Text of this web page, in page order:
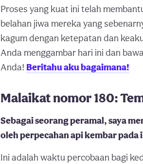
Proses yang kuat ini telah
belahan jiwa mereka yang
kagum dengan ketepatan dan
Anda menggambar hari ini dan
Anda! Beritahu aku bagaimana!
Malaikat nomor 180:
Sebagai seorang peramal, saya
oleh perpecahan api kembar pada
Ini adalah waktu percobaan bagi